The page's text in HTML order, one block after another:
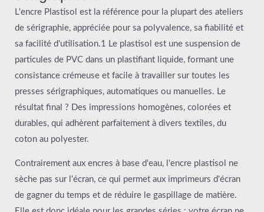
L'encre Plastisol est la référence pour la plupart des ateliers
de sérigraphie, appréciée pour sa polyvalence, sa fiabilité et
sa facilité d'utilisation.1 Le plastisol est une suspension de
particules de PVC dans un plastifiant liquide, formant une
consistance crémeuse et facile à travailler sur toutes les
presses sérigraphiques, automatiques ou manuelles. Le
résultat final ? Des impressions homogènes, colorées et
durables, qui adhèrent parfaitement à divers textiles, du
coton au polyester.
Contrairement aux encres à base d'eau, l'encre plastisol ne
sèche pas sur l'écran, ce qui permet aux imprimeurs d'écran
de gagner du temps et de réduire le gaspillage de matière.